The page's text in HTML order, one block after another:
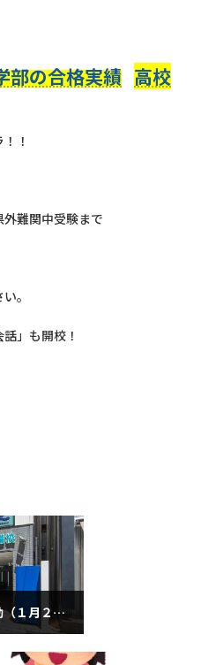
部の合格実績 高校
！
難関中受験まで
。
」も開校！
新中1ハイブリッドコース始動（１月２０日・火曜日）